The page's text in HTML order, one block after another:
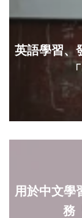
英語學習、
用於中文學
務